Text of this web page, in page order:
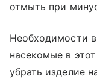
отмыть при
Необходимости
насекомые в
убрать изделие